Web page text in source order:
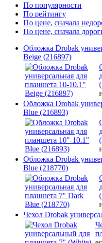
По популярности
По рейтингу
По цене, сначала
По цене, сначала
Обложка Drobak
Beige (216897)
Обложка Drobak
Blue (216893)
Обложка Drobak
Blue (218770)
Чехол Drobak